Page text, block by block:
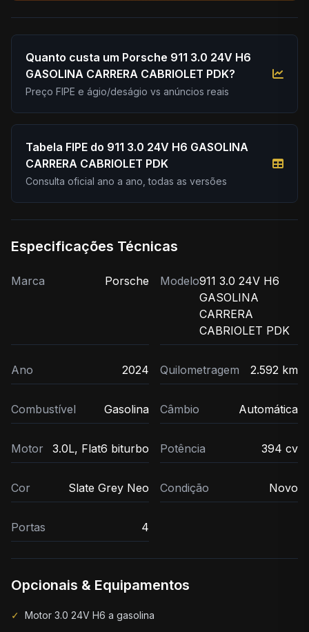
Quanto custa um Porsche 911 3.0 24V H6
GASOLINA CARRERA CABRIOLET PDK?
Preço FIPE e ágio/deságio vs anúncios reais
Tabela FIPE do 911 3.0 24V H6 GASOLINA
CARRERA CABRIOLET PDK
Consulta oficial ano a ano, todas as versões
Especificações Técnicas
Marca Porsche Modelo911 3.0 24V H6
GASOLINA
CARRERA
CABRIOLET PDK
Ano 2024 Quilometragem 2.592 km
Combustível Gasolina Câmbio Automática
Motor 3.0L, Flat6 biturbo Potência 394 cv
Cor Slate Grey Neo Condição Novo
Portas 4
Opcionais & Equipamentos
✓ Motor 3.0 24V H6 a gasolina